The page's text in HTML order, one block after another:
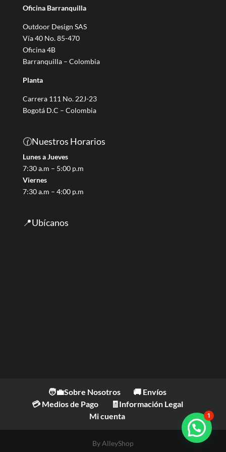
t
e
g
o
r
a
Oficina Barranquilla
Outdoor Design SAS
Vía 40 No. 85-470
Oficina 4B
Barranquilla – Colombia
Planta
Carrera 111 No. 22J-23
Bogotá D.C – Colombia
🕜Nuestros Horarios
Lunes a Jueves
7:30 a.m – 5:00 p.m
Viernes
7:30 a.m – 4:00 p.m
📍Ubícanos
🧑‍💼Sobre Nosotros
🚚 Envíos
💳 Medios de Pago
🧾Información Legal
Mi cuenta
By AlleyShop
1